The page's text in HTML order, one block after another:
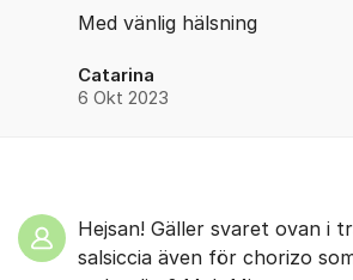
Med vänlig hälsning
Catarina
6 Okt 2023
Hejsan! Gäller svaret ovan i
salsiccia även för chorizo